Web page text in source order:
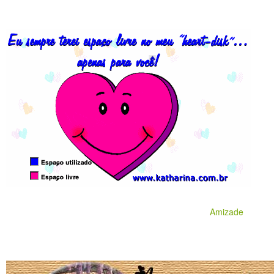
Amizade